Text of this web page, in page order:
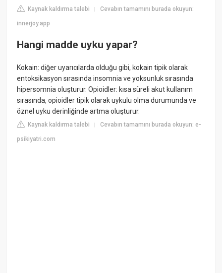
Kaynak kaldırma talebi |Cevabın tamamını burada okuyun:
innerjoy.app
Hangi madde uyku yapar?
Kokain: diğer uyarıcılarda olduğu gibi, kokain tipik olarak
entoksikasyon sırasında insomnia ve yoksunluk sırasında
hipersomnia oluşturur. Opioidler: kısa süreli akut kullanım
sırasında, opioidler tipik olarak uykulu olma durumunda ve
öznel uyku derinliğinde artma oluşturur.
Kaynak kaldırma talebi |Cevabın tamamını burada okuyun: e-
psikiyatri.com